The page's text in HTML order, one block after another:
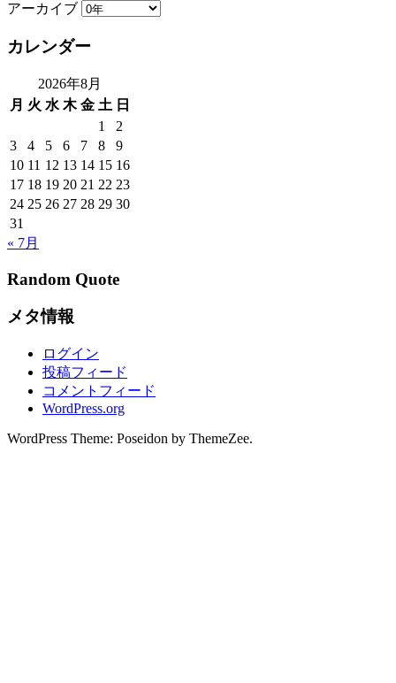
アーカイブ
カレンダー
2026年8月
月 火 水 木 金 土 日
1
2
3
4 5 6 7 8
9
10 11 12 13 14 15 16
17 18 19 20 21 22 23
24 25 26 27 28 29 30
31
« 7月
Random Quote
メタ情報
ログイン
投稿フィード
コメントフィード
WordPress.org
WordPress Theme: Poseidon by ThemeZee.